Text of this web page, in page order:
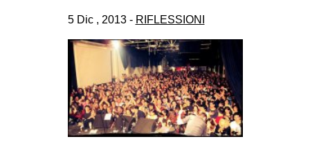
ms
SEARCH
5 Dic , 2013 - RIFLESSIONI